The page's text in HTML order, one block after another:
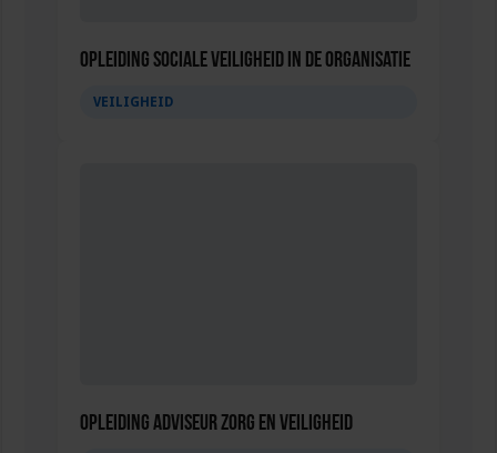
Opleiding Sociale Veiligheid in de Organisatie
VEILIGHEID
Opleiding Adviseur zorg en veiligheid